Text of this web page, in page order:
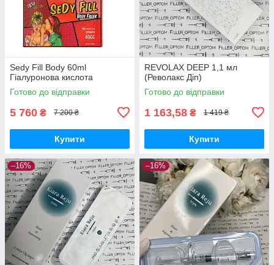
Sedy Fill Body 60ml
Гіалуронова кислота
Готово до відправки
5 760 ₴ 7 200 ₴
Купити
REVOLAX DEEP 1,1 мл
(Револакс Діп)
Готово до відправки
1 163,58 ₴ 1 419 ₴
Купити
–16% –16%